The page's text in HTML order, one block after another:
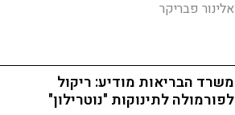
הבריאות
אלינור פבריקר
משרד הבריאות מודיע: ריקול
לפורמולה לתינוקות "נוטרילון"